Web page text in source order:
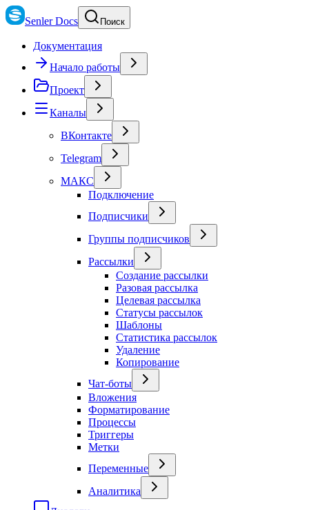
Senler Docs Поиск
Документация
Начало работы
Проект
Каналы
ВКонтакте
Telegram
МАКС
Подключение
Подписчики
Группы подписчиков
Рассылки
Создание рассылки
Разовая рассылка
Целевая рассылка
Статусы рассылок
Шаблоны
Статистика рассылок
Удаление
Копирование
Чат-боты
Вложения
Форматирование
Процессы
Триггеры
Метки
Переменные
Аналитика